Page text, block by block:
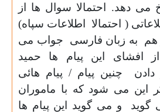
می دهد. احتمالا سوال ها از
( احتمالا اطلاعات سپاه)
به زبان فارسی جواب می
افشای این پیام ها حمید
چنین پیام / پیام هائی
این می شود که با ماموران
و می گوید این پیام ها